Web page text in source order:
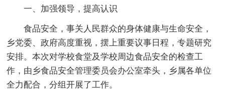
一、加强领导，提高认识
食品安全，事关人民群众的身体健康与生命安全，
乡党委、政府高度重视，摆上重要议事日程，专题研究
安排。本次对学校食堂及学校周边食品安全的检查工
作，由乡食品安全管理委员会办公室牵头，乡属各单位
全力配合，分组开展了工作。